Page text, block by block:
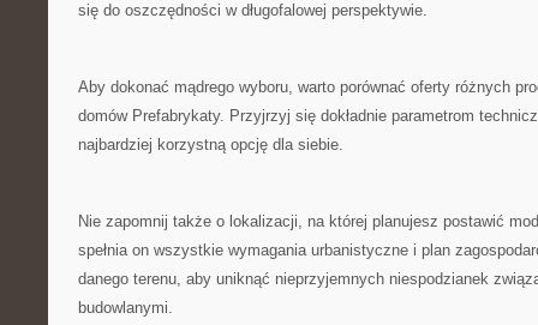
się do oszczędności w długofalowej perspektywie.
Aby dokonać mądrego wyboru, warto porównać oferty ⁣różnych⁤
domów Prefabrykaty. Przyjrzyj się dokładnie parametrom
‍najbardziej korzystną opcję ‌dla siebie.
Nie⁣ zapomnij także o lokalizacji, na której planujesz postawić
⁤spełnia on wszystkie wymagania urbanistyczne i plan
danego terenu,​ aby uniknąć nieprzyjemnych niespodzianek
budowlanymi.